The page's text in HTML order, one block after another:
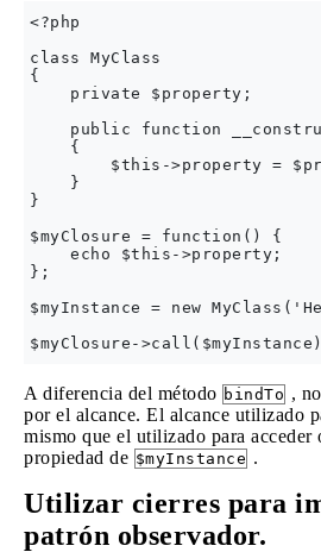
<?php
class MyClass
{
    private $property;
public function
    {
$this->property =
    }
}
$myClosure = function() {
    echo $this->property;
};
$myInstance = new
A diferencia del método bindTo ,
por el alcance. El alcance utilizado
mismo que el utilizado para acceder
propiedad de $myInstance .
Utilizar cierres para
patrón observador.